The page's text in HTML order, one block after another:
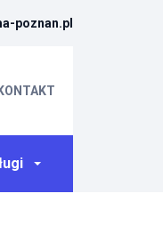
poznan.pl
KONTAKT